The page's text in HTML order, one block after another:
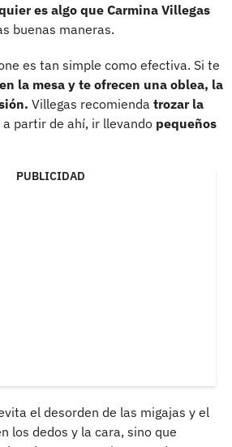
es algo que Carmina Villegas
buenas maneras.
es tan simple como efectiva. Si te
la mesa y te ofrecen una oblea, la
Villegas recomienda trozar la
a partir de ahí, ir llevando pequeños
PUBLICIDAD
el desorden de las migajas y el
los dedos y la cara, sino que